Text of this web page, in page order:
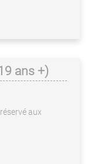
ans +)
réservé aux